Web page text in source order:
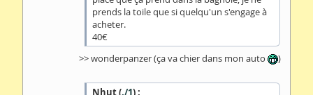
prends la toile que si quelqu'un s'engage à
acheter.
40€
>> wonderpanzer (ça va chier dans mon auto
)
Nhut (./1) :